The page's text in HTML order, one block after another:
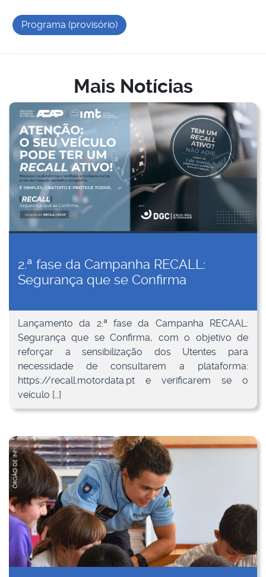
Programa (provisório)
Mais Notícias
2.ª fase da Campanha RECALL:
Segurança que se Confirma
Lançamento da 2.ª fase da Campanha RECAAL:
Segurança que se Confirma, com o objetivo de
reforçar a sensibilização dos Utentes para
necessidade de consultarem a plataforma:
https://recall.motordata.pt e verificarem se o
veículo […]